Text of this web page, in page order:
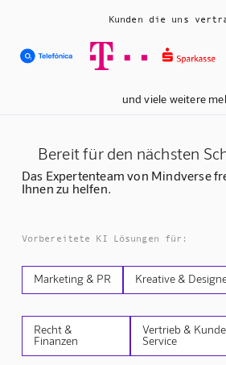
Kunden die uns
und viele weitere
Bereit für den nächsten
Das Expertenteam von Mindverse
Ihnen zu helfen.
Vorbereitete KI Lösungen für:
Marketing & PR Kreative &
Recht &
Finanzen
Vertrieb &
Service